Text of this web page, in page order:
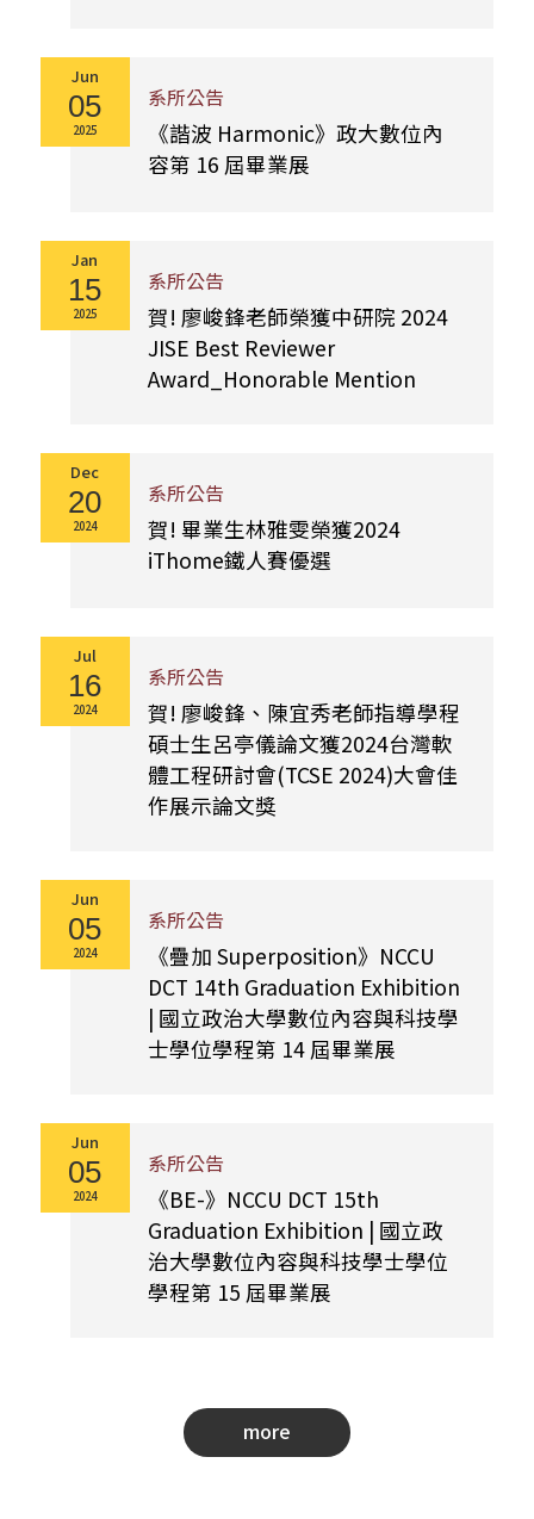
Jun
05
2025
系所公告
《諧波 Harmonic》政大數位內
容第 16 屆畢業展
Jan
15
2025
系所公告
賀! 廖峻鋒老師榮獲中研院 2024
JISE Best Reviewer
Award_Honorable Mention
Dec
20
2024
系所公告
賀! 畢業生林雅雯榮獲2024
iThome鐵人賽優選
Jul
16
2024
系所公告
賀! 廖峻鋒、陳宜秀老師指導學程
碩士生呂亭儀論文獲2024台灣軟
體工程研討會(TCSE 2024)大會佳
作展示論文獎
Jun
05
2024
系所公告
《疊加 Superposition》NCCU
DCT 14th Graduation Exhibition
| 國立政治大學數位內容與科技學
士學位學程第 14 屆畢業展
Jun
05
2024
系所公告
《BE-》NCCU DCT 15th
Graduation Exhibition | 國立政
治大學數位內容與科技學士學位
學程第 15 屆畢業展
more